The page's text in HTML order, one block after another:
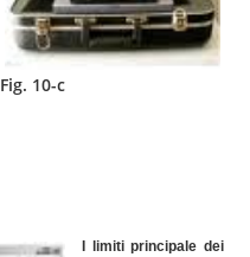
Fig. 10-c
I limiti principale dei